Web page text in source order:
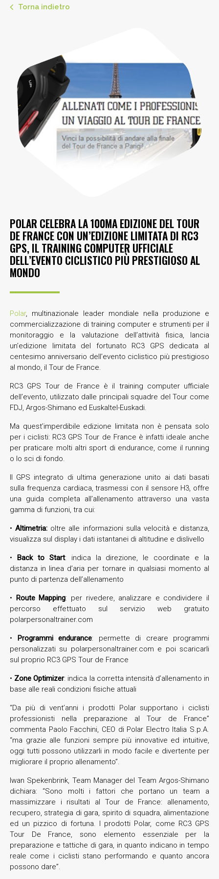
Torna indietro
POLAR CELEBRA LA 100MA EDIZIONE DEL TOUR
DE FRANCE CON UN’EDIZIONE LIMITATA DI RC3
GPS, IL TRAINING COMPUTER UFFICIALE
DELL’EVENTO CICLISTICO PIÙ PRESTIGIOSO AL
MONDO
Polar, multinazionale leader mondiale nella produzione e
commercializzazione di training computer e strumenti per il
monitoraggio e la valutazione dell’attività fisica, lancia
un’edizione limitata del fortunato RC3 GPS dedicata al
centesimo anniversario dell’evento ciclistico più prestigioso
al mondo, il Tour de France.
RC3 GPS Tour de France è il training computer ufficiale
dell’evento, utilizzato dalle principali squadre del Tour come
FDJ, Argos-Shimano ed Euskaltel-Euskadi.
Ma quest’imperdibile edizione limitata non è pensata solo
per i ciclisti: RC3 GPS Tour de France è infatti ideale anche
per praticare molti altri sport di endurance, come il running
o lo sci di fondo.
Il GPS integrato di ultima generazione unito ai dati basati
sulla frequenza cardiaca, trasmessi con il sensore H3, offre
una guida completa all’allenamento attraverso una vasta
gamma di funzioni, tra cui:
•Altimetria: oltre alle informazioni sulla velocità e distanza,
visualizza sul display i dati istantanei di altitudine e dislivello
• Back to Start: indica la direzione, le coordinate e la
distanza in linea d’aria per tornare in qualsiasi momento al
punto di partenza dell’allenamento
• Route Mapping: per rivedere, analizzare e condividere il
percorso effettuato sul servizio web gratuito
polarpersonaltrainer.com
• Programmi endurance: permette di creare programmi
personalizzati su polarpersonaltrainer.com e poi scaricarli
sul proprio RC3 GPS Tour de France
• Zone Optimizer: indica la corretta intensità d’allenamento in
base alle reali condizioni fisiche attuali
“Da più di vent’anni i prodotti Polar supportano i ciclisti
professionisti nella preparazione al Tour de France”
commenta Paolo Facchini, CEO di Polar Electro Italia S.p.A.
“ma grazie alle funzioni sempre più innovative ed intuitive,
oggi tutti possono utilizzarli in modo facile e divertente per
migliorare il proprio allenamento”.
Iwan Spekenbrink, Team Manager del Team Argos-Shimano
dichiara: “Sono molti i fattori che portano un team a
massimizzare i risultati al Tour de France: allenamento,
recupero, strategia di gara, spirito di squadra, alimentazione
ed un pizzico di fortuna. I prodotti Polar, come RC3 GPS
Tour De France, sono elemento essenziale per la
preparazione e tattiche di gara, in quanto indicano in tempo
reale come i ciclisti stano performando e quanto ancora
possono dare”.